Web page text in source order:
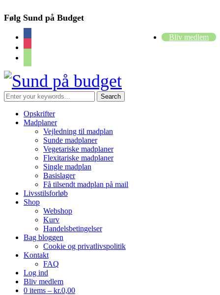
Følg Sund på Budget
Bliv medlem
Opskrifter
Madplaner
Vejledning til madplan
Sunde madplaner
Vegetariske madplaner
Flexitariske madplaner
Single madplan
Basislager
Få tilsendt madplan på mail
Livsstilsforløb
Shop
Webshop
Kurv
Handelsbetingelser
Bag bloggen
Cookie og privatlivspolitik
Kontakt
FAQ
Log ind
Bliv medlem
0 items – kr.0,00